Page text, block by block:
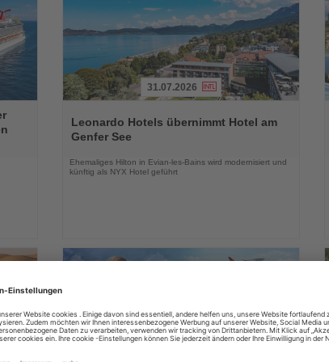
Sie
die
31.07.2026
Leonardo Hotels übernimmt Hotel am
Genfer See
Ehemaliges Hilton in Evian-les-Bains wird modernisiert und
künftig als NYX Hotel geführt
01.08.2026